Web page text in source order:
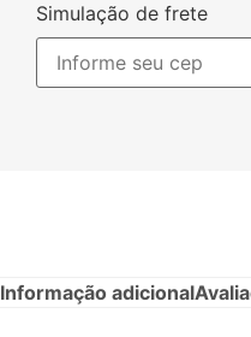
Simulação de frete
Informação adicional